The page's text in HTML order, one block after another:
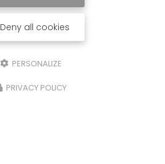
Deny all cookies
PERSONALIZE
PRIVACY POLICY